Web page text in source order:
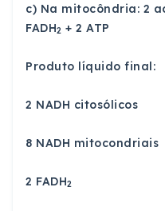
c) Na mitocôndria: 2
FADH2 + 2 ATP
Produto líquido final:
2 NADH citosólicos
8 NADH mitocondriais
2 FADH2